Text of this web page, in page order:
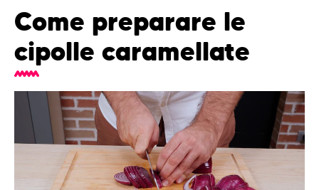
Come preparare le
cipolle caramellate